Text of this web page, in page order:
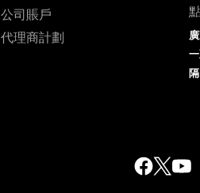
公司賬戶
代理商計劃